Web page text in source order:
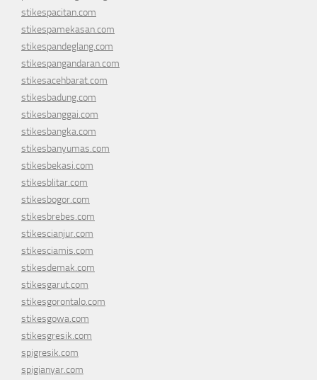
stikespacitan.com
stikespamekasan.com
stikespandeglang.com
stikespangandaran.com
stikesacehbarat.com
stikesbadung.com
stikesbanggai.com
stikesbangka.com
stikesbanyumas.com
stikesbekasi.com
stikesblitar.com
stikesbogor.com
stikesbrebes.com
stikescianjur.com
stikesciamis.com
stikesdemak.com
stikesgarut.com
stikesgorontalo.com
stikesgowa.com
stikesgresik.com
spigresik.com
spigianyar.com